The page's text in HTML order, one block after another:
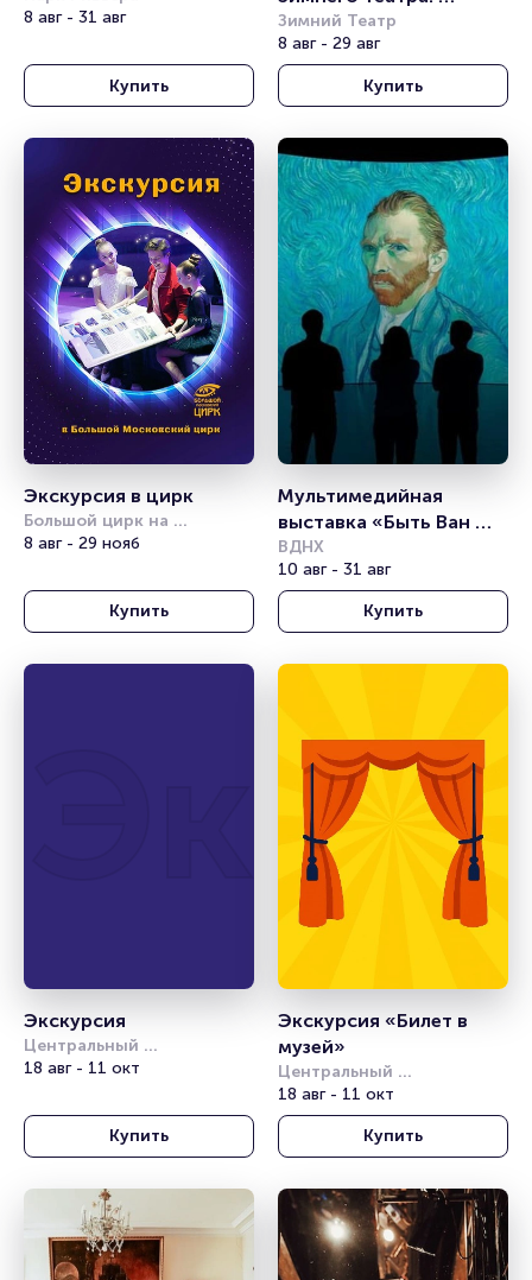
8 авг - 31 авг
Купить
Путешествие в мир
Зимний Театр
8 авг - 29 авг
Купить
Экскурсия в цирк
Большой цирк на
проспекте Вернадского
8 авг - 29 нояб
Купить
Мультимедийная
выставка «Быть Ван
Гогом»
ВДНХ
10 авг - 31 авг
Купить
Экскурсия
Центральный
академический театр
18 авг - 11 окт
Купить
Экскурсия «Билет в
Центральный
академический театр
Российской Армии
18 авг - 11 окт
Купить